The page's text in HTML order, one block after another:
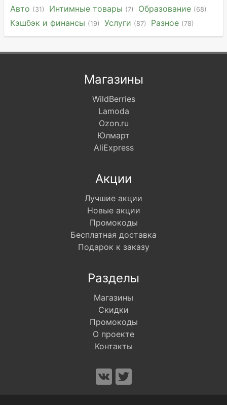
Авто (31) Интимные товары (7) Образование (68)
Кэшбэк и финансы (19) Услуги (87) Разное (78)
Магазины
WildBerries
Lamoda
Ozon.ru
Юлмарт
AliExpress
Акции
Лучшие акции
Новые акции
Промокоды
Бесплатная доставка
Подарок к заказу
Разделы
Магазины
Скидки
Промокоды
О проекте
Контакты